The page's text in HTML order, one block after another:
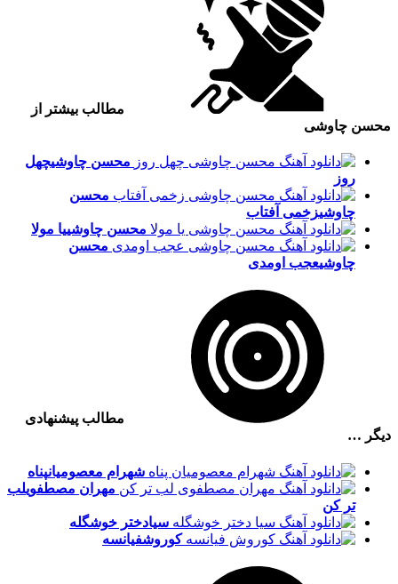
مطالب بیشتر از
محسن چاوشی
محسن چاوشیچهل
روز
محسن
چاوشیزخمی آفتاب
محسن چاوشییا مولا
محسن
چاوشیعجب اومدی
مطالب پیشنهادی
دیگر …
شهرام معصومیانپناه
مهران مصطفویلب
تر کن
سیادختر خوشگله
کوروشفیانسه